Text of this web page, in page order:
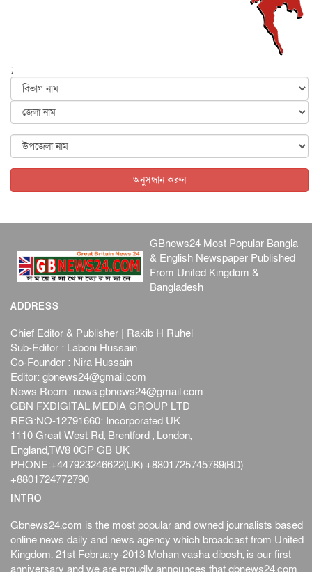
৬ আগস্ট, ২০২৬
৬ আগস্ট, ২০২৬
জুলাইয়ের কৃতিত্ব নেওয়ার জন্য সবাই প্রতিযোগিতায় নেমেছে :
৬ আগস্ট, ২০২৬
৬ আগস্ট, ২০২৬
;
অনুসন্ধান করুন
GBnews24 Most Popular Bangla
& English Newspaper Published
From United Kingdom &
Bangladesh
ADDRESS
Chief Editor & Publisher | Rakib H Ruhel
Sub-Editor : Laboni Hussain
Co-Founder : Nira Hussain
Editor: gbnews24@gmail.com
News Room: news.gbnews24@gmail.com
GBN FXDIGITAL MEDIA GROUP LTD
REG:NO-12791660: Incorporated UK
1110 Great West Rd, Brentford , London,
England,TW8 0GP GB UK
PHONE:+447923246622(UK) +8801725745789(BD)
+8801724772790
INTRO
Gbnews24.com is the most popular and owned journalists based
online news daily and news agency which broadcast from United
Kingdom. 21st February-2013 Mohan vasha dibosh, is our first